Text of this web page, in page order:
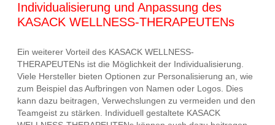
Individualisierung und Anpassung des
KASACK WELLNESS-THERAPEUTENs
Ein weiterer Vorteil des KASACK WELLNESS-
THERAPEUTENs ist die Möglichkeit der Individualisierung.
Viele Hersteller bieten Optionen zur Personalisierung an, wie
zum Beispiel das Aufbringen von Namen oder Logos. Dies
kann dazu beitragen, Verwechslungen zu vermeiden und den
Teamgeist zu stärken. Individuell gestaltete KASACK